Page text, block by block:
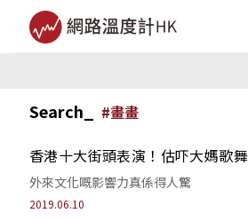
Search_ #畫畫
香港十大街頭表演！估吓大媽歌
外來文化嘅影響力真係得人驚
2019.06.10